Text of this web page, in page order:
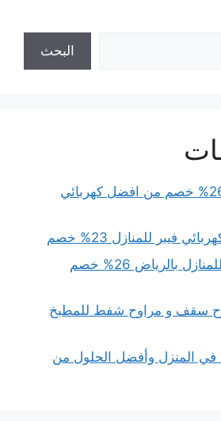
البحث
انارة حدائق منزلية 26% خصم من افضل كهربائي
فيبر للمنازل 23% خصم
تركيب إنارة سقفية للمنازل بالرياض 26% خصم
سقف و مراوح شفط للمطبخ
المنزل وأفضل الحلول من